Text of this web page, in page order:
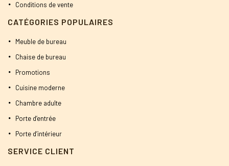
Conditions de vente
CATÉGORIES POPULAIRES
Meuble de bureau
Chaise de bureau
Promotions
Cuisine moderne
Chambre adulte
Porte d’entrée
Porte d’intérieur
SERVICE CLIENT